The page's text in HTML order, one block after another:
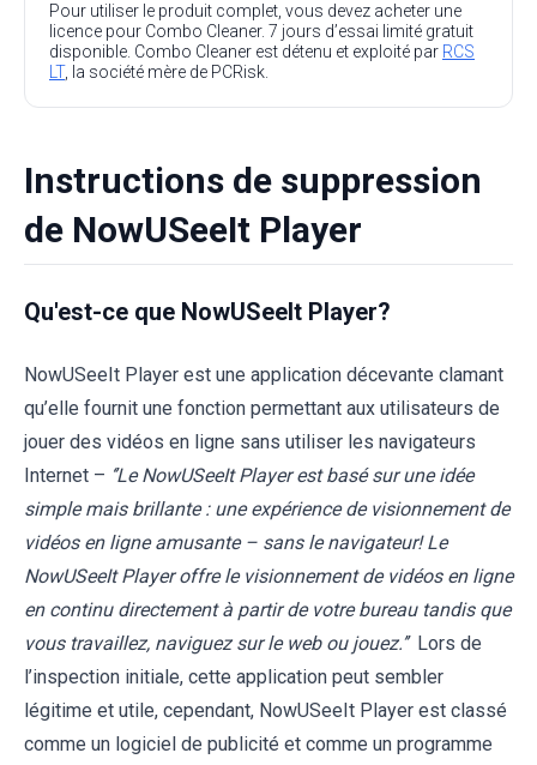
Pour utiliser le produit complet, vous devez acheter une
licence pour Combo Cleaner. 7 jours d’essai limité gratuit
disponible. Combo Cleaner est détenu et exploité par RCS
LT, la société mère de PCRisk.
Instructions de suppression
de NowUSeeIt Player
Qu'est-ce que NowUSeeIt Player?
NowUSeeIt Player est une application décevante clamant
qu’elle fournit une fonction permettant aux utilisateurs de
jouer des vidéos en ligne sans utiliser les navigateurs
Internet – ‘’Le NowUSeeIt Player est basé sur une idée
simple mais brillante : une expérience de visionnement de
vidéos en ligne amusante – sans le navigateur! Le
NowUSeeIt Player offre le visionnement de vidéos en ligne
en continu directement à partir de votre bureau tandis que
vous travaillez, naviguez sur le web ou jouez.’’ Lors de
l’inspection initiale, cette application peut sembler
légitime et utile, cependant, NowUSeeIt Player est classé
comme un logiciel de publicité et comme un programme